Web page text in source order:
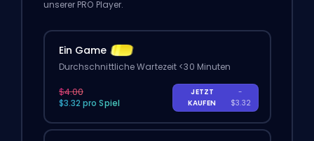
unserer PRO Player.
Ein Game
Durchschnittliche Wartezeit <30 Minuten
$4.00
$3.32 pro Spiel
JETZT
KAUFEN
-
$3.32